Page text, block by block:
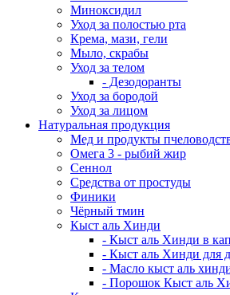
Миноксидил
Уход за полостью рта
Крема, мази, гели
Мыло, скрабы
Уход за телом
- Дезодоранты
Уход за бородой
Уход за лицом
Натуральная продукция
Мед и продукты
Омега 3 - рыбий жир
Сеннол
Средства от простуды
Финики
Чёрный тмин
Кыст аль Хинди
- Кыст аль Хинди в
- Кыст аль Хинди для
- Масло кыст аль
- Порошок Кыст аль